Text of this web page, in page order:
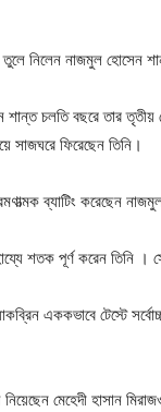
তুলে নিলেন নাজমুল হোসেন
চলতি বছরে তার তৃতীয়
ফিরেছেন তিনি।
ব্যাটিং করেছেন
শতক পূর্ণ করেন তিনি ।
এককভাবে টেস্টে
মেহেদী হাসান